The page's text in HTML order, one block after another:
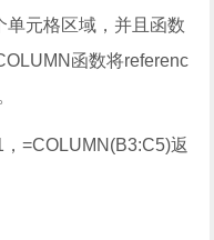
单元格区域，并且函数
函数将referenc
=COLUMN(B3:C5)返